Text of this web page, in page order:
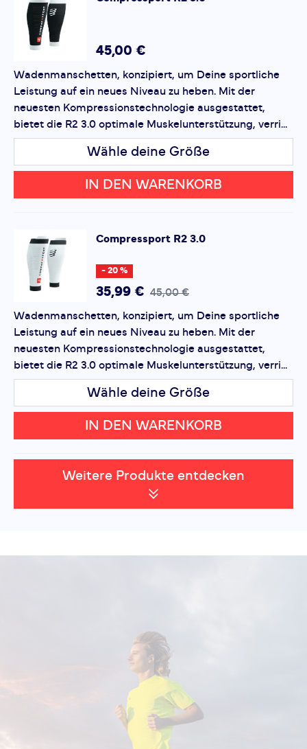
* Pflichtfelder
Bewertung hinzufügen
Dieses Formular ist durch reCAPTCHA geschützt – es gelten
dieDatenschutzbestimmungenundNutzungsbedingungen
von Google.
45,00 €
Wadenmanschetten, konzipiert, um Deine sportliche
Leistung auf ein neues Niveau zu heben. Mit der
neuesten Kompressionstechnologie ausgestattet,
bietet die R2 3.0 optimale Muskelunterstützung, verri...
Wähle deine Größe
IN DEN WARENKORB
Compressport R2 3.0
- 20 %
35,99 € 45,00 €
Wadenmanschetten, konzipiert, um Deine sportliche
Leistung auf ein neues Niveau zu heben. Mit der
neuesten Kompressionstechnologie ausgestattet,
bietet die R2 3.0 optimale Muskelunterstützung, verri...
Wähle deine Größe
IN DEN WARENKORB
Weitere Produkte entdecken